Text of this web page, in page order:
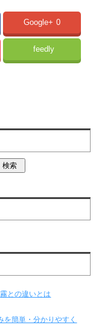
Google+ 0
feedly
との違いとは
簡単・分かりやすく